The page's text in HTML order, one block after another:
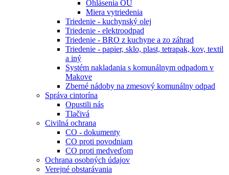
Ohlásenia OÚ
Miera vytriedenia
Triedenie - kuchynský olej
Triedenie - elektroodpad
Triedenie - BRO z kuchyne a zo záhrad
Triedenie - papier, sklo, plast, tetrapak, kov, textil
a iný
Systém nakladania s komunálnym odpadom v
Makove
Zberné nádoby na zmesový komunálny odpad
Správa cintorína
Opustili nás
Tlačivá
Civilná ochrana
CO - dokumenty
CO proti povodniam
CO proti medveďom
Ochrana osobných údajov
Verejné obstarávania